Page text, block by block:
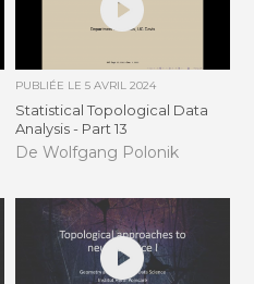
PUBLIÉE LE 5 AVRIL 2024
Statistical Topological Data
Analysis - Part 13
De Wolfgang Polonik